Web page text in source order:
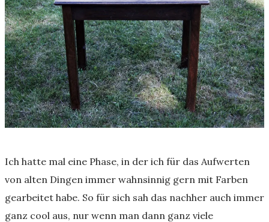
Ich hatte mal eine Phase, in der ich für das Aufwerten
von alten Dingen immer wahnsinnig gern mit Farben
gearbeitet habe. So für sich sah das nachher auch immer
ganz cool aus, nur wenn man dann ganz viele